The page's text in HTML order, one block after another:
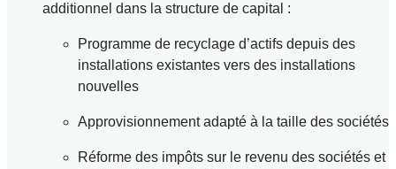
additionnel dans la structure de capital :
Programme de recyclage d’actifs depuis des
installations existantes vers des installations
nouvelles
Approvisionnement adapté à la taille des sociétés
Réforme des impôts sur le revenu des sociétés et